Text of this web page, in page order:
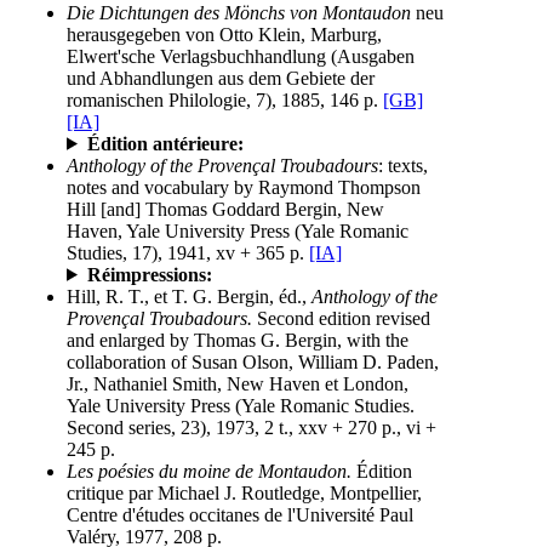
Die Dichtungen des Mönchs von Montaudon neu
herausgegeben von Otto Klein, Marburg,
Elwert'sche Verlagsbuchhandlung (Ausgaben
und Abhandlungen aus dem Gebiete der
romanischen Philologie, 7), 1885, 146 p. [GB]
[IA]
Édition antérieure:
Anthology of the Provençal Troubadours: texts,
notes and vocabulary by Raymond Thompson
Hill [and] Thomas Goddard Bergin, New
Haven, Yale University Press (Yale Romanic
Studies, 17), 1941, xv + 365 p. [IA]
Réimpressions:
Hill, R. T., et T. G. Bergin, éd., Anthology of the
Provençal Troubadours. Second edition revised
and enlarged by Thomas G. Bergin, with the
collaboration of Susan Olson, William D. Paden,
Jr., Nathaniel Smith, New Haven et London,
Yale University Press (Yale Romanic Studies.
Second series, 23), 1973, 2 t., xxv + 270 p., vi +
245 p.
Les poésies du moine de Montaudon. Édition
critique par Michael J. Routledge, Montpellier,
Centre d'études occitanes de l'Université Paul
Valéry, 1977, 208 p.